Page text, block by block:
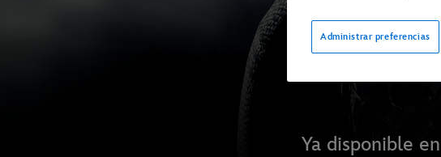
Ya disponible
Administrar preferencias